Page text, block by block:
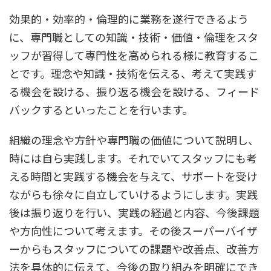
効果的・効率的・倫理的に業務を遂行できるよう
に、専門職としての知識・技術・価値・倫理をスタ
ッフが習得して専門性を高められる様に教育するこ
とです。理念や知識・技術を伝える、考えて実践す
る機会を設ける、振り返る機会を設ける、フィード
バックするといったことを行います。
組織の理念や方針や専門職の価値について説明し、
時には自ら実践します。それでいてスタッフにも考
える時間と実践する機会を与えて、サポートを受け
ながらも徐々に自立していけるようにします。実践
後は振り返りを行い、実践の経過と内容、今後課題
や方向性について考えます。その後スーパーバイザ
ーからもスタッフについての課題や改善点、改善方
法を具体的に伝えて、今後の取り組みを明確にでき